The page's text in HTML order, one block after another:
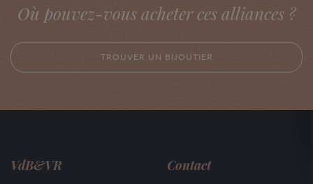
Où pouvez-vous acheter ces alliances ?
TROUVER UN BIJOUTIER
VdB&VR Contact